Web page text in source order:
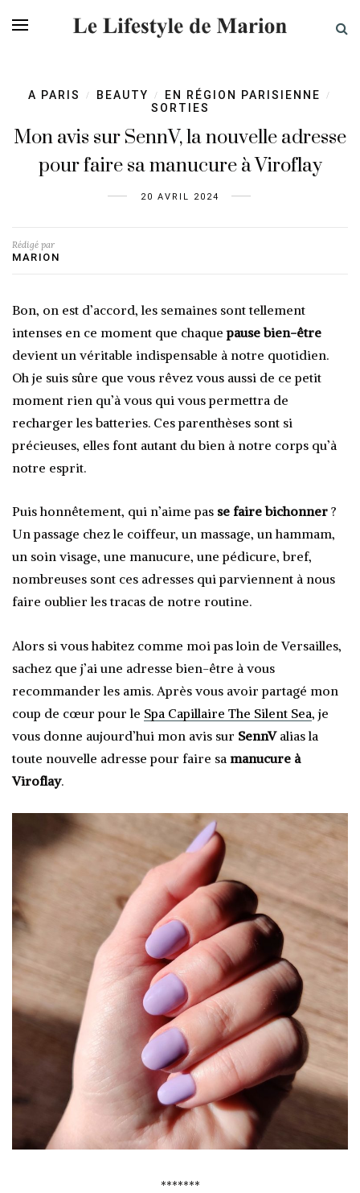
A PARIS / BEAUTY / EN RÉGION PARISIENNE /
SORTIES
Mon avis sur SennV, la nouvelle adresse
pour faire sa manucure à Viroflay
20 AVRIL 2024
Rédigé par
MARION
Bon, on est d’accord, les semaines sont tellement
intenses en ce moment que chaquepause bien-être
devient un véritable indispensable à notre quotidien.
Oh je suis sûre que vous rêvez vous aussi de ce petit
moment rien qu’à vous qui vous permettra de
recharger les batteries. Ces parenthèses sont si
précieuses, elles font autant du bien à notre corps qu’à
notre esprit.
Puis honnêtement, qui n’aime pas se faire bichonner ?
Un passage chez le coiffeur, un massage, un hammam,
un soin visage, une manucure, une pédicure, bref,
nombreuses sont ces adresses qui parviennent à nous
faire oublier les tracas de notre routine.
Alors si vous habitez comme moi pas loin de Versailles,
sachez que j’ai une adresse bien-être à vous
recommander les amis. Après vous avoir partagé mon
coup de cœur pour le Spa Capillaire The Silent Sea, je
vous donne aujourd’hui mon avis sur SennValias la
toute nouvelle adresse pour faire sa manucure à
Viroflay.
*******